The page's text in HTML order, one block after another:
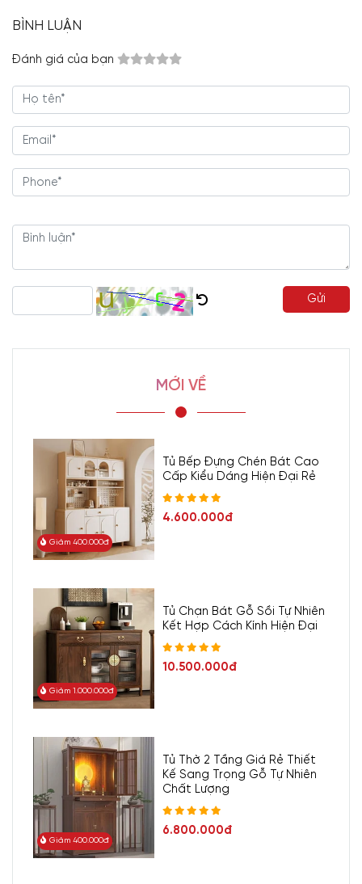
BÌNH LUẬN
Đánh giá của bạn
Gửi
MỚI VỀ
Giảm 400.000đ
Tủ Bếp Đựng Chén Bát Cao
Cấp Kiểu Dáng Hiện Đại Rẻ
4.600.000đ
Giảm 1.000.000đ
Tủ Chạn Bát Gỗ Sồi Tự Nhiên
Kết Hợp Cách Kính Hiện Đại
10.500.000đ
Giảm 400.000đ
Tủ Thờ 2 Tầng Giá Rẻ Thiết
Kế Sang Trọng Gỗ Tự Nhiên
Chất Lượng
6.800.000đ